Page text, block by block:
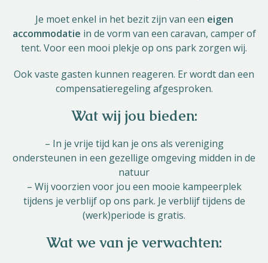
Android Play Store
Je moet enkel in het bezit zijn van een eigen
accommodatie in de vorm van een caravan, camper of
tent. Voor een mooi plekje op ons park zorgen wij.
Ook vaste gasten kunnen reageren. Er wordt dan een
compensatieregeling afgesproken.
Wat wij jou bieden:
– In je vrije tijd kan je ons als vereniging
ondersteunen in een gezellige omgeving midden in de
natuur
– Wij voorzien voor jou een mooie kampeerplek
tijdens je verblijf op ons park. Je verblijf tijdens de
(werk)periode is gratis.
Wat we van je verwachten: